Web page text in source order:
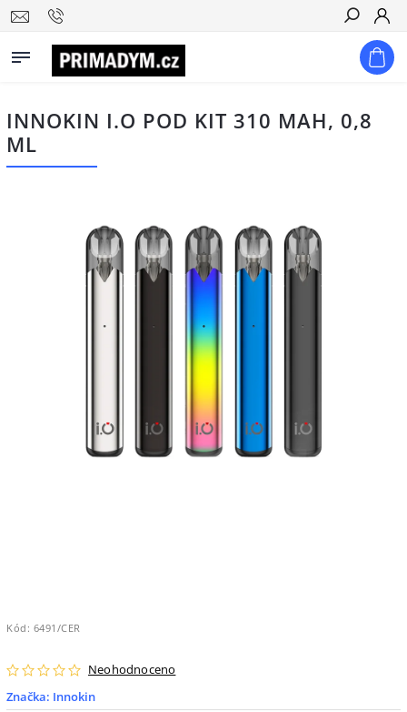
Hledat
INNOKIN I.O POD KIT 310 MAH, 0,8
ML
Kód: 6491/CER
Neohodnoceno
Značka: Innokin